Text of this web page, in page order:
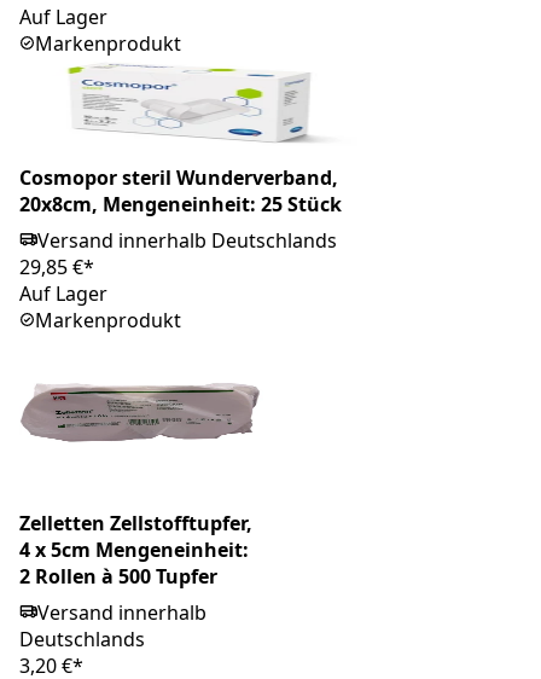
Auf Lager
Markenprodukt
Cosmopor steril Wunderverband,
20x8cm, Mengeneinheit: 25 Stück
Versand innerhalb Deutschlands
29,85 €*
Auf Lager
Markenprodukt
Zelletten Zellstofftupfer,
4 x 5cm Mengeneinheit:
2 Rollen à 500 Tupfer
Versand innerhalb
Deutschlands
3,20 €*